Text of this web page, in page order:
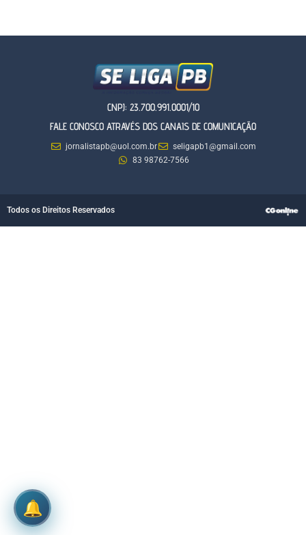
CNPJ: 23.700.991.0001/10
FALE CONOSCO ATRAVÉS DOS CANAIS DE COMUNICAÇÃO
jornalistapb@uol.com.br
seligapb1@gmail.com
83 98762-7566
Todos os Direitos Reservados